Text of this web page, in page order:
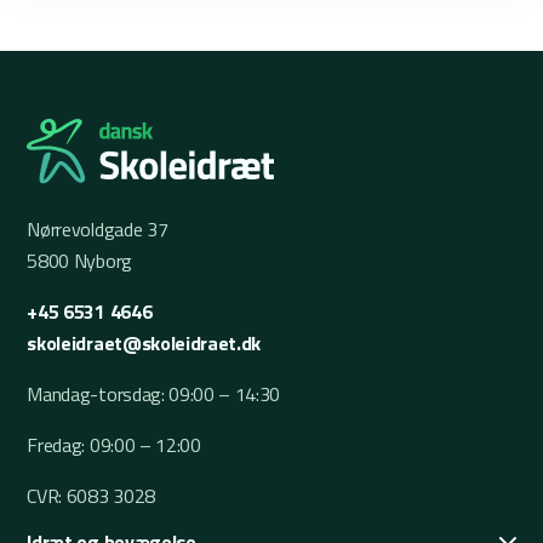
Nørrevoldgade 37
5800 Nyborg
+45 6531 4646
skoleidraet@skoleidraet.dk
Mandag-torsdag: 09:00 – 14:30
Fredag: 09:00 – 12:00
CVR: 6083 3028